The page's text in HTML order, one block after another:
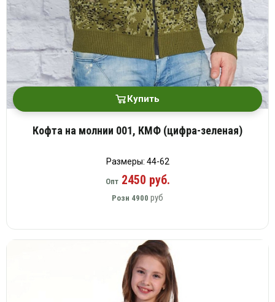
Купить
Кофта на молнии 001, КМФ (цифра-зеленая)
Размеры: 44-62
Опт2450 руб.
Розн 4900 руб